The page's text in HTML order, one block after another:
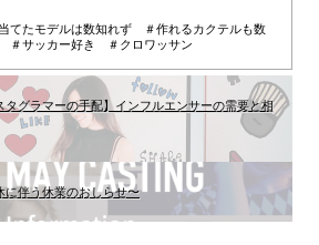
てたモデルは数知れず ＃作れるカクテルも数
＃サッカー好き ＃クロワッサン
タグラマーの手配】インフルエンサーの需要と相
に伴う休業のおしらせ〜